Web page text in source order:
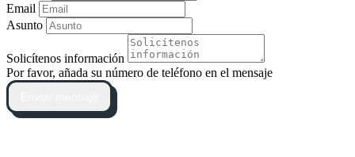
Email
Asunto
Solicítenos información
Por favor, añada su número de teléfono en el mensaje